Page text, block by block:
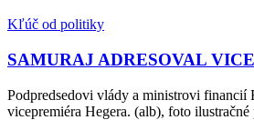
Kľúč od politiky
SAMURAJ ADRESOVAL
Podpredsedovi vlády a ministrovi financií
vicepremiéra Hegera. (alb), foto